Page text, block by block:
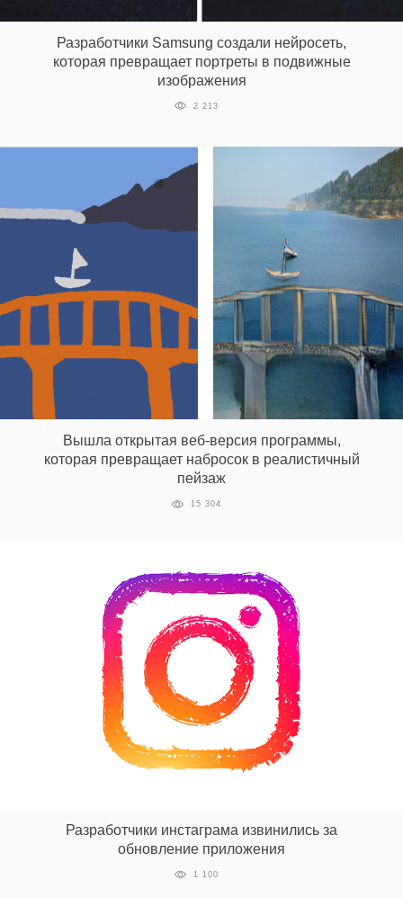
Разработчики Samsung создали нейросеть,
которая превращает портреты в подвижные
изображения
2 213
Вышла открытая веб-версия программы,
которая превращает набросок в реалистичный
пейзаж
15 304
Разработчики инстаграма извинились за
обновление приложения
1 100